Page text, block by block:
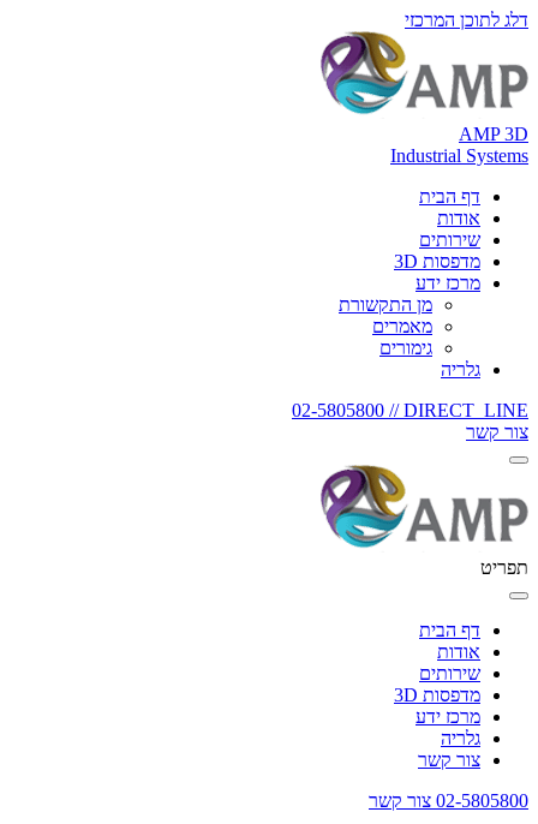
לתוכן המרכזי
AMP
Industrial
דף הבית
אודות
שירותים
מדפסות 3D
מרכז ידע
מן התקשורת
מאמרים
גימורים
גלריה
02-5805800
קשר
דף הבית
אודות
שירותים
מדפסות 3D
מרכז ידע
גלריה
צור קשר
02- צור קשר